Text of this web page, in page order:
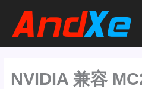
NVIDIA 兼容